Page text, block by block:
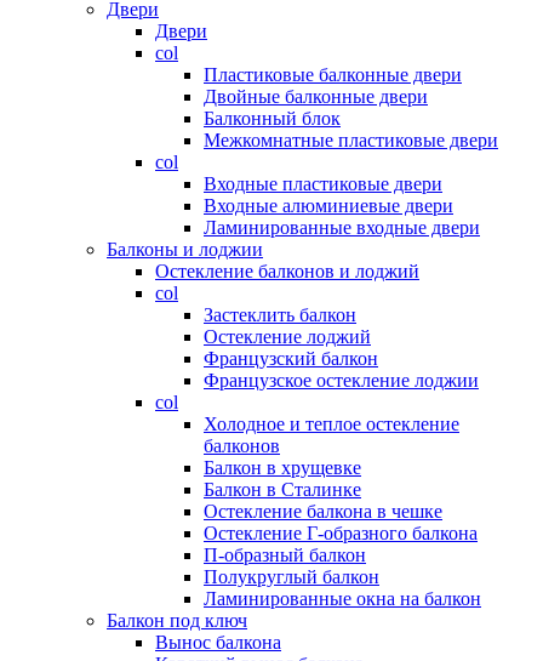
Двери
Двери
col
Пластиковые балконные двери
Двойные балконные двери
Балконный блок
Межкомнатные пластиковые двери
col
Входные пластиковые двери
Входные алюминиевые двери
Ламинированные входные двери
Балконы и лоджии
Остекление балконов и лоджий
col
Застеклить балкон
Остекление лоджий
Французский балкон
Французское остекление лоджии
col
Холодное и теплое остекление
балконов
Балкон в хрущевке
Балкон в Сталинке
Остекление балкона в чешке
Остекление Г-образного балкона
П-образный балкон
Полукруглый балкон
Ламинированные окна на балкон
Балкон под ключ
Вынос балкона